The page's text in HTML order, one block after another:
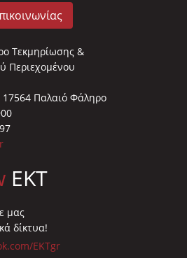
Τεκμηρίωσης &
Περιεχομένου
Παλαιό Φάληρο
EKT
μας
δίκτυα!
EKTgr